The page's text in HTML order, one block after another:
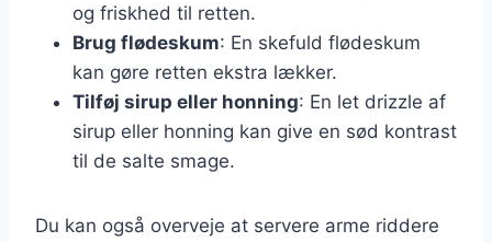
og friskhed til retten.
Brug flødeskum: En skefuld flødeskum
kan gøre retten ekstra lækker.
Tilføj sirup eller honning: En let drizzle af
sirup eller honning kan give en sød kontrast
til de salte smage.
Du kan også overveje at servere arme riddere